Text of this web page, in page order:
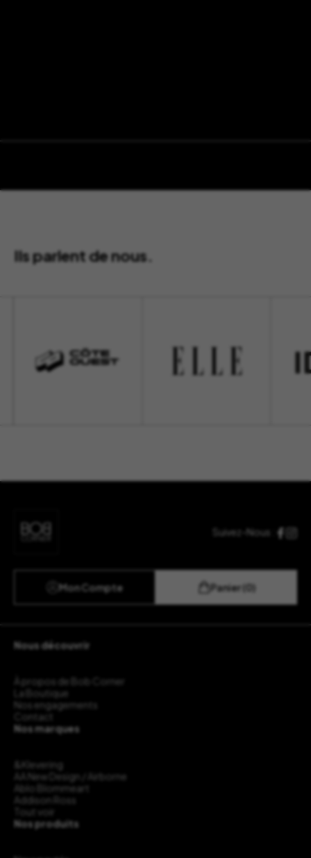
Ils parlent de nous.
Suivez-Nous :
Mon Compte Panier (0)
Nous découvrir
À propos de Bob Corner
La Boutique
Nos engagements
Contact
Nos marques
&Klevering
AA New Design / Airborne
Ablo Blommeart
Addison Ross
Tout voir
Nos produits